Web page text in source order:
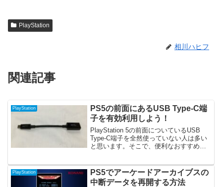
PlayStation
相川ハヒフ
関連記事
PlayStation
PS5の前面にあるUSB Type-C端
子を有効利用しよう！
PlayStation 5の前面についているUSB
Type-C端子を全然使っていない人は多い
と思います。そこで、便利なおすすめの
PlayStation
PS5でアーケードアーカイブスの
中断データを再開する方法